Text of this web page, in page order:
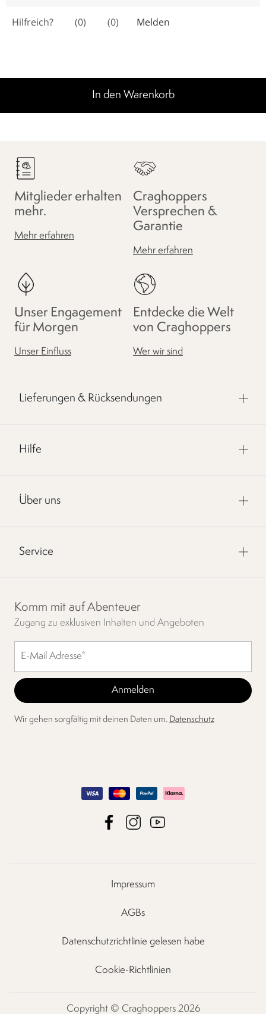
In den Warenkorb
Mitglieder erhalten
mehr.
Mehr erfahren
Craghoppers
Versprechen &
Garantie
Mehr erfahren
Unser Engagement
für Morgen
Unser Einfluss
Entdecke die Welt
von Craghoppers
Wer wir sind
Lieferungen & Rücksendungen
Hilfe
Über uns
Service
Komm mit auf Abenteuer
Zugang zu exklusiven Inhalten und Angeboten
Wir gehen sorgfältig mit deinen Daten um. Datenschutz
Impressum
AGBs
Datenschutzrichtlinie gelesen habe
Cookie-Richtlinien
Copyright © Craghoppers 2026